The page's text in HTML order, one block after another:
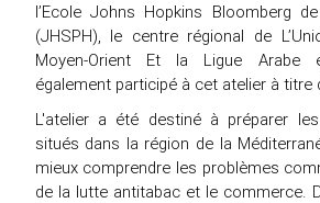
l’Ecole Johns Hopkins Bloomberg
(JHSPH), le centre régional de
Moyen-Orient Et la Ligue Arabe
également participé à cet atelier à titre
L'atelier a été destiné à préparer
situés dans la région de la
mieux comprendre les problèmes
de la lutte antitabac et le commerce.